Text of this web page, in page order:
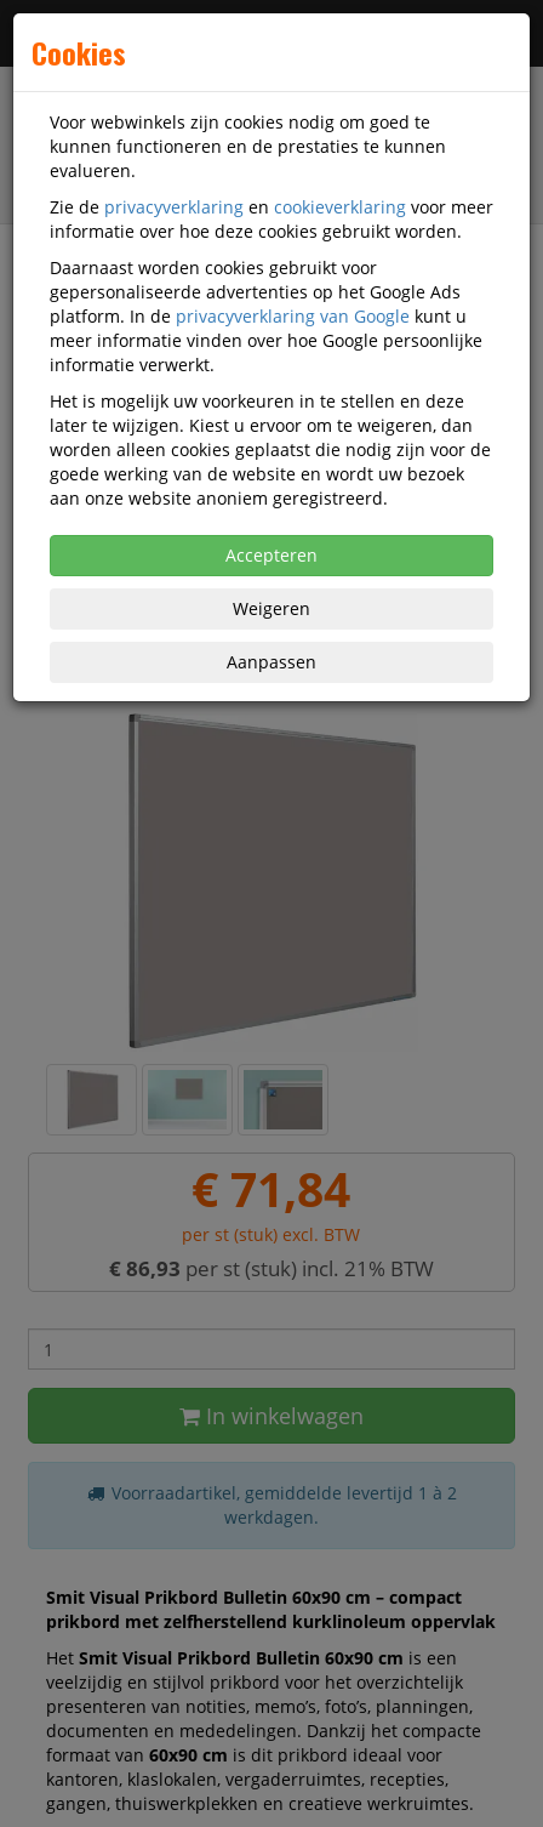
filter
Presentatiemiddelen
Prikborden en accessoires
Smit Visual Prikbord Bulletin
60x90cm grijs Softline Profiel
16mm
Korting vanaf aankoop 2 eenheden, zie
Vanaf € 71,17 excl. BTW bij aankoop van minimaal 2
€ 71,84
per st (stuk) excl. BTW
€ 86,93 per st (stuk) incl. 21% BTW
In winkelwagen
Voorraadartikel, gemiddelde levertijd 1 à 2
werkdagen.
Smit Visual Prikbord Bulletin 60x90 cm – compact
prikbord met zelfherstellend kurklinoleum oppervlak
Het Smit Visual Prikbord Bulletin 60x90 cm is een
veelzijdig en stijlvol prikbord voor het overzichtelijk
presenteren van notities, memo’s, foto’s, planningen,
documenten en mededelingen. Dankzij het compacte
formaat van 60x90 cm is dit prikbord ideaal voor
kantoren, klaslokalen, vergaderruimtes, recepties,
gangen, thuiswerkplekken en creatieve werkruimtes.
Cookies
Voor webwinkels zijn cookies nodig om goed te
kunnen functioneren en de prestaties te kunnen
evalueren.
Zie de privacyverklaring en cookieverklaring voor meer
informatie over hoe deze cookies gebruikt worden.
Daarnaast worden cookies gebruikt voor
gepersonaliseerde advertenties op het Google Ads
platform. In de privacyverklaring van Google kunt u
meer informatie vinden over hoe Google persoonlijke
informatie verwerkt.
Het is mogelijk uw voorkeuren in te stellen en deze
later te wijzigen. Kiest u ervoor om te weigeren, dan
worden alleen cookies geplaatst die nodig zijn voor de
goede werking van de website en wordt uw bezoek
aan onze website anoniem geregistreerd.
Accepteren
Weigeren
Aanpassen